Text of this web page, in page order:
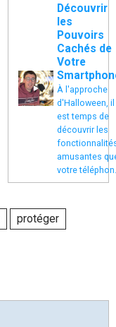
Découvrir
les
Pouvoirs
Cachés de
Votre
À l'approche
d'Halloween, il
est temps de
découvrir les
amusantes
votre
protéger